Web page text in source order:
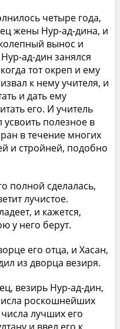
четыре года,
жены Нур-ад-дина, и
вынос и
ад-дин занялся
тот окреп и ему
к нему учителя, и
и дать ему
его. И учитель
усвоить полезное в
в течение многих
и стройней, подобно
полной сделалась,
лучистое.
и кажется,
у него берут.
его отца, и Хасан,
из дворца везиря.
везирь Нур-ад-дин,
роскошнейших
лучших его
и ввел его к